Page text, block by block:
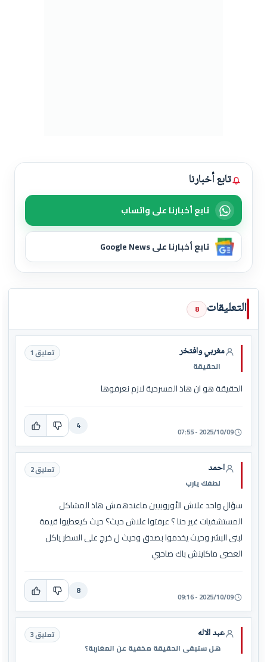
تابع أخبارنا
تابع أخبارنا على واتساب
تابع أخبارنا على Google News
التعليقات 8
مغربي وافتخر
الحقيقة
تعليق 1
الحقيقة هو ان هاذ المسرحية لازم نعرفوها
2025/10/09 - 07:55
4
احمد
لطفك يارب
تعليق 2
سؤال واحد علاش الأوروبيين ماعندهمش هاذ المشاكل
المستشفيات غير حنا ؟ عرفتوا علاش حيث؟ حيث كيعطيوا قيمة
لبنى البشر وحيث يخدموا بصدق وحيث ل خرج على السطر ياكل
العصى ماكاينش باك صاحبي
2025/10/09 - 09:16
8
عبد الاله
هل ستبقى الحقيقة مخفية عن المغاربة؟
تعليق 3